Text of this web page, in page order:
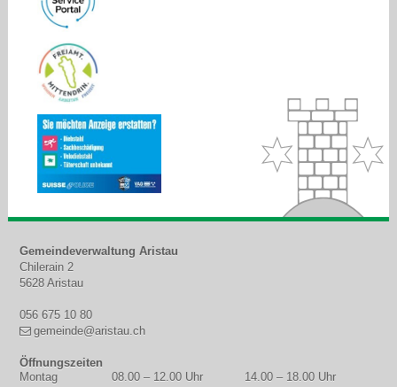
Footer
Gemeindeverwaltung Aristau
Chilerain 2
5628 Aristau
056 675 10 80
gemeinde@aristau.ch
Öffnungszeiten
WOCHENTAG MORGEN NACHMITTAG
Montag 08.00 – 12.00 Uhr
14.00 – 18.00 Uhr